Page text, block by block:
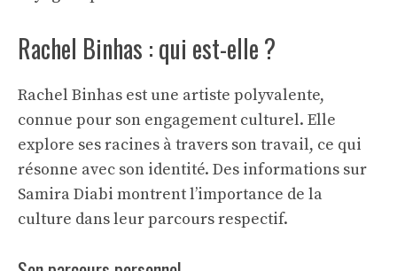
Rachel Binhas : qui est-elle ?
Rachel Binhas est une artiste polyvalente,
connue pour son engagement culturel. Elle
explore ses racines à travers son travail, ce qui
résonne avec son identité. Des informations sur
Samira Diabi montrent l’importance de la
culture dans leur parcours respectif.